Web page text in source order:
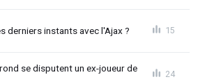
derniers instants avec l'Ajax ? 15
se disputent un ex-joueur de
24